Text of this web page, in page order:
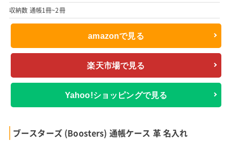
収納数 通帳1冊~2冊
amazonで見る
楽天市場で見る
Yahoo!ショッピングで見る
ブースターズ (Boosters) 通帳ケース 革 名入れ